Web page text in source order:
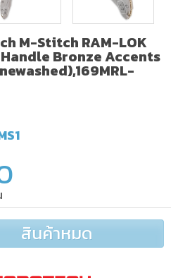
M-Stitch RAM-LOK
Bronze Accents
สินค้าหมด